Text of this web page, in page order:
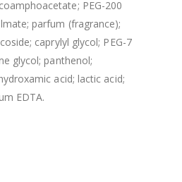
PEG-200
parfum (fragrance);
caprylyl glycol; PEG-7
glycol; panthenol;
acid; lactic acid;
EDTA.